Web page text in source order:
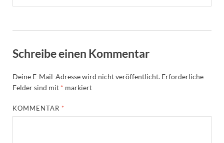
Schreibe einen Kommentar
Deine E-Mail-Adresse wird nicht veröffentlicht. Erforderliche
Felder sind mit * markiert
KOMMENTAR *